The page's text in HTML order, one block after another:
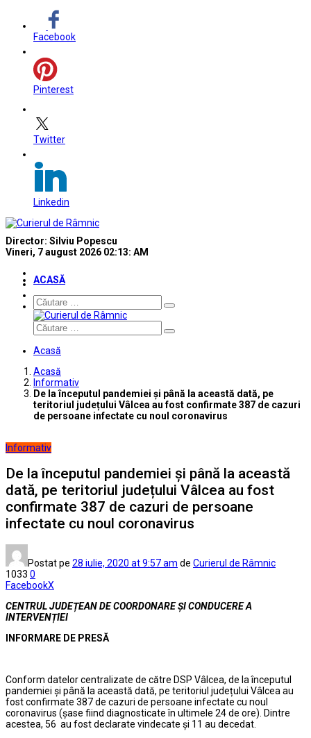
Facebook
Pinterest
Twitter
Linkedin
Director: Silviu Popescu
Vineri, 7 august 2026 02:13: AM
ACASĂ
Căutare
Căutare
Acasă
Acasă
Informativ
De la începutul pandemiei și până la această dată, pe
teritoriul județului Vâlcea au fost confirmate 387 de cazuri
de persoane infectate cu noul coronavirus
Informativ
De la începutul pandemiei și până la această
dată, pe teritoriul județului Vâlcea au fost
confirmate 387 de cazuri de persoane
infectate cu noul coronavirus
Postat pe 28 iulie, 2020 at 9:57 am de Curierul de Râmnic
1033 0
FacebookX
CENTRUL JUDEȚEAN DE COORDONARE ȘI CONDUCERE A
INTERVENȚIEI
INFORMARE DE PRESĂ
Conform datelor centralizate de către DSP Vâlcea, de la începutul
pandemiei și până la această dată, pe teritoriul județului Vâlcea au
fost confirmate 387 de cazuri de persoane infectate cu noul
coronavirus (șase fiind diagnosticate în ultimele 24 de ore). Dintre
acestea, 56 au fost declarate vindecate și 11 au decedat.